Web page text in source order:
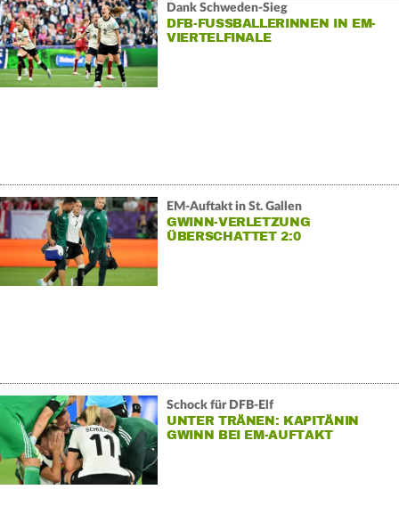
Dank Schweden-Sieg
DFB-FUSSBALLERINNEN IN EM-V
IERTELFINALE
EM-Auftakt in St. Gallen
GWINN-VERLETZUNG
ÜBERSCHATTET 2:0
Schock für DFB-Elf
UNTER TRÄNEN: KAPITÄNIN
GWINN BEI EM-AUFTAKT